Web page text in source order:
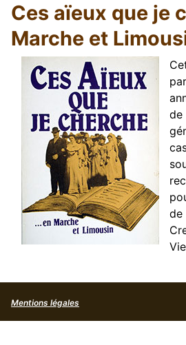
Ces aïeux que je
Marche et
de
de
Mentions légales